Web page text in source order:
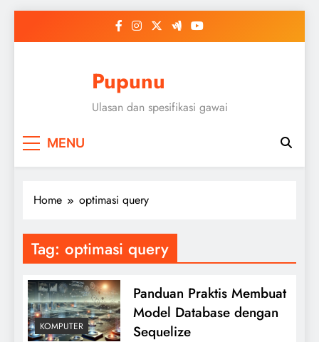
Pupunu
Ulasan dan spesifikasi gawai
MENU
Home optimasi query
Tag: optimasi query
KOMPUTER
Panduan Praktis Membuat
Model Database dengan
Sequelize